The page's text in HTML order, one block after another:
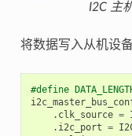
I2C 主
将数据写入从机设
#define
. clk_source =
. i2c_port =